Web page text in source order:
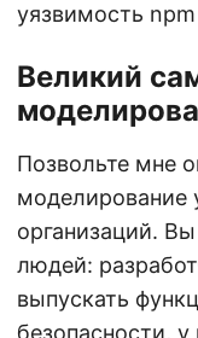
уязвимость
Великий
Позвольте мне
моделирование
организаций.
людей:
выпускать